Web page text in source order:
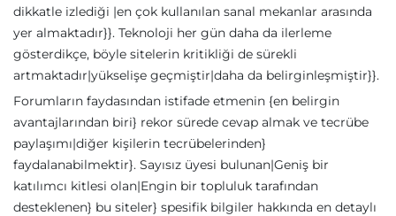
dikkatle izlediği |en çok kullanılan sanal mekanlar arasında
yer almaktadır}}. Teknoloji her gün daha da ilerleme
gösterdikçe, böyle sitelerin kritikliği de sürekli
artmaktadır|yükselişe geçmiştir|daha da belirginleşmiştir}}.
Forumların faydasından istifade etmenin {en belirgin
avantajlarından biri} rekor sürede cevap almak ve tecrübe
paylaşımı|diğer kişilerin tecrübelerinden}
faydalanabilmektir}. Sayısız üyesi bulunan|Geniş bir
katılımcı kitlesi olan|Engin bir topluluk tarafından
desteklenen} bu siteler} spesifik bilgiler hakkında en detaylı